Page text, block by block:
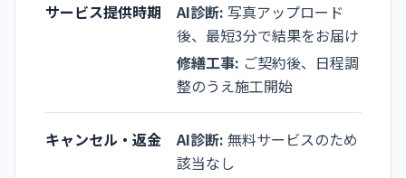
サービス提供時期 AI診断: 写真アップロード
後、最短3分で結果をお届け
修繕工事: ご契約後、日程調
整のうえ施工開始
キャンセル・返金 AI診断: 無料サービスのため
該当なし